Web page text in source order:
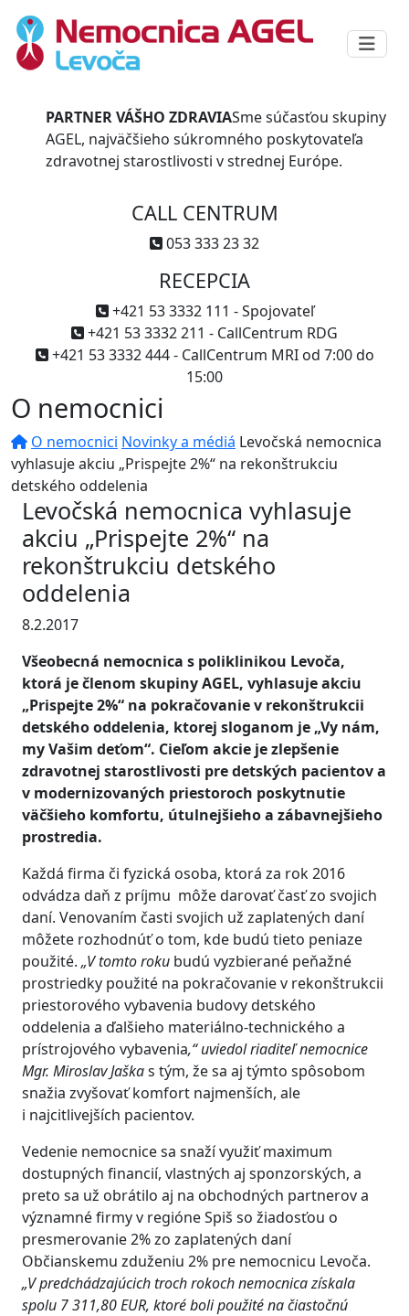
PARTNER VÁŠHO ZDRAVIASme súčasťou skupiny
AGEL, najväčšieho súkromného poskytovateľa
zdravotnej starostlivosti v strednej Európe.
CALL CENTRUM
053 333 23 32
RECEPCIA
+421 53 3332 111 - Spojovateľ
+421 53 3332 211 - CallCentrum RDG
+421 53 3332 444 - CallCentrum MRI od 7:00 do
15:00
O nemocnici
O nemocnici Novinky a médiá Levočská nemocnica
vyhlasuje akciu „Prispejte 2%“ na rekonštrukciu
detského oddelenia
Levočská nemocnica vyhlasuje
akciu „Prispejte 2%“ na
rekonštrukciu detského
oddelenia
8.2.2017
Všeobecná nemocnica s poliklinikou Levoča,
ktorá je členom skupiny AGEL, vyhlasuje akciu
„Prispejte 2%“ na pokračovanie v rekonštrukcii
detského oddelenia, ktorej sloganom je „Vy nám,
my Vašim deťom“. Cieľom akcie je zlepšenie
zdravotnej starostlivosti pre detských pacientov a
v modernizovaných priestoroch poskytnutie
väčšieho komfortu, útulnejšieho a zábavnejšieho
prostredia.
Každá firma či fyzická osoba, ktorá za rok 2016
odvádza daň z príjmu môže darovať časť zo svojich
daní. Venovaním časti svojich už zaplatených daní
môžete rozhodnúť o tom, kde budú tieto peniaze
použité. „V tomto roku budú vyzbierané peňažné
prostriedky použité na pokračovanie v rekonštrukcii
priestorového vybavenia budovy detského
oddelenia a ďalšieho materiálno-technického a
prístrojového vybavenia,“ uviedol riaditeľ nemocnice
Mgr. Miroslav Jaškas tým, že sa aj týmto spôsobom
snažia zvyšovať komfort najmenších, ale
i najcitlivejších pacientov.
Vedenie nemocnice sa snaží využiť maximum
dostupných financií, vlastných aj sponzorských, a
preto sa už obrátilo aj na obchodných partnerov a
významné firmy v regióne Spiš so žiadosťou o
presmerovanie 2% zo zaplatených daní
Občianskemu zduženiu 2% pre nemocnicu Levoča.
„V predchádzajúcich troch rokoch nemocnica získala
spolu 7 311,80 EUR, ktoré boli použité na čiastočnú